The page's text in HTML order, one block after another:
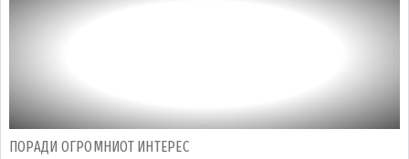
ПОРАДИ ОГРОМНИОТ ИНТЕРЕС